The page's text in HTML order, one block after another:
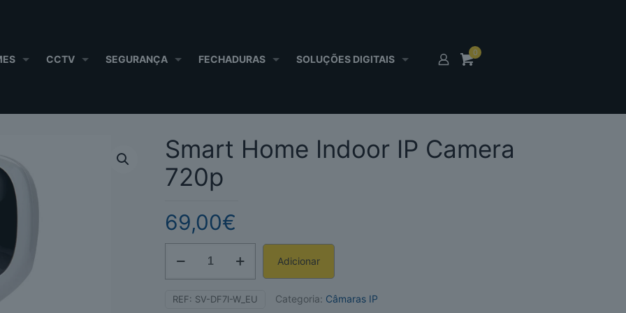
CCTV SEGURANÇA FECHADURAS SOLUÇÕES DIGITAIS
0
Smart Home Indoor IP Camera
720p
69,00€
Home
Adicionar
REF: SV-DF7I-W_EU Categoria: Câmaras IP